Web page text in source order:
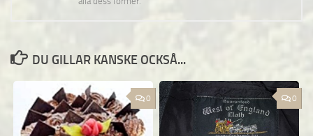
DU GILLAR KANSKE OCKSÅ...
0 0